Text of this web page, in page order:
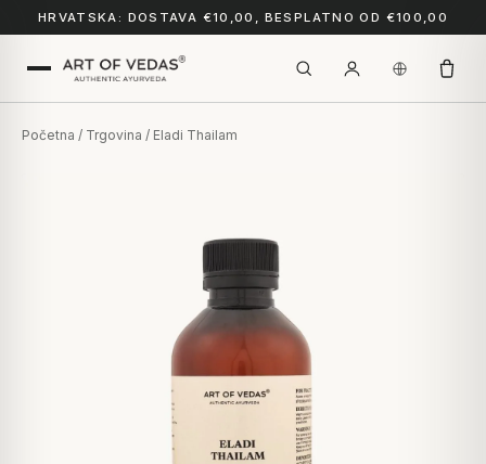
HRVATSKA: DOSTAVA €10,00, BESPLATNO OD €100,00
Početna / Trgovina / Eladi Thailam